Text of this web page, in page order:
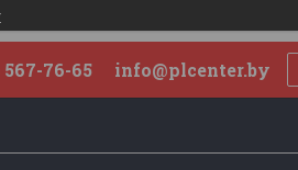
567-76-65 info@plcenter.by